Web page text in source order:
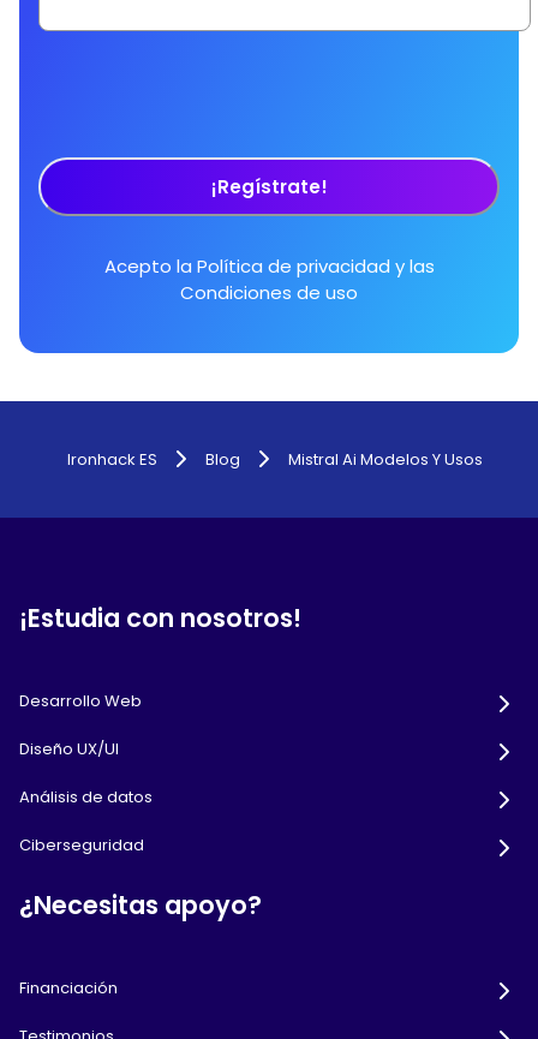
¡Regístrate!
Acepto la Política de privacidad y las
Condiciones de uso
Ironhack ES Blog Mistral Ai Modelos Y Usos
¡Estudia con nosotros!
Desarrollo Web
Diseño UX/UI
Análisis de datos
Ciberseguridad
¿Necesitas apoyo?
Financiación